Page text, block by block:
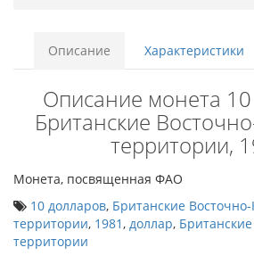
Описание Характеристики
Описание монета
Британские
территории,
Монета, посвященная ФАО
10 долларов, Британские
территории, 1981, доллар,
территории